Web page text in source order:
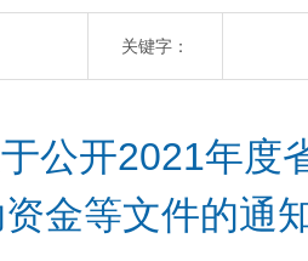
关键字：
公开2021年度
金等文件的通